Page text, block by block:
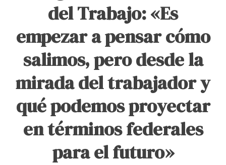
del Trabajo: «Es
empezar a pensar cómo
salimos, pero desde la
mirada del trabajador y
qué podemos proyectar
en términos federales
para el futuro»